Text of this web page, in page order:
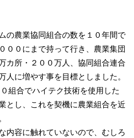
の農業協同組合の数を１０年間で
００にまで持って行き、農業集団
カ所・２００万人、協同組合連合
人に増やす事を目標としました。
組合でハイテク技術を使用した
とし、これを契機に農業組合を近
内容に触れていないので、むしろ